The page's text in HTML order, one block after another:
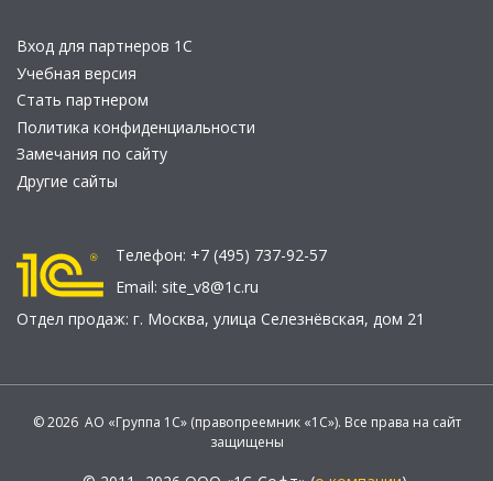
Вход для партнеров 1С
Учебная версия
Стать партнером
Политика конфиденциальности
Замечания по сайту
Другие сайты
Телефон: +7 (495) 737-92-57
Email: site_v8@1c.ru
Отдел продаж: г. Москва, улица Селезнёвская, дом 21
© 2026 АО «Группа 1С» (правопреемник «1С»). Все права на сайт
защищены